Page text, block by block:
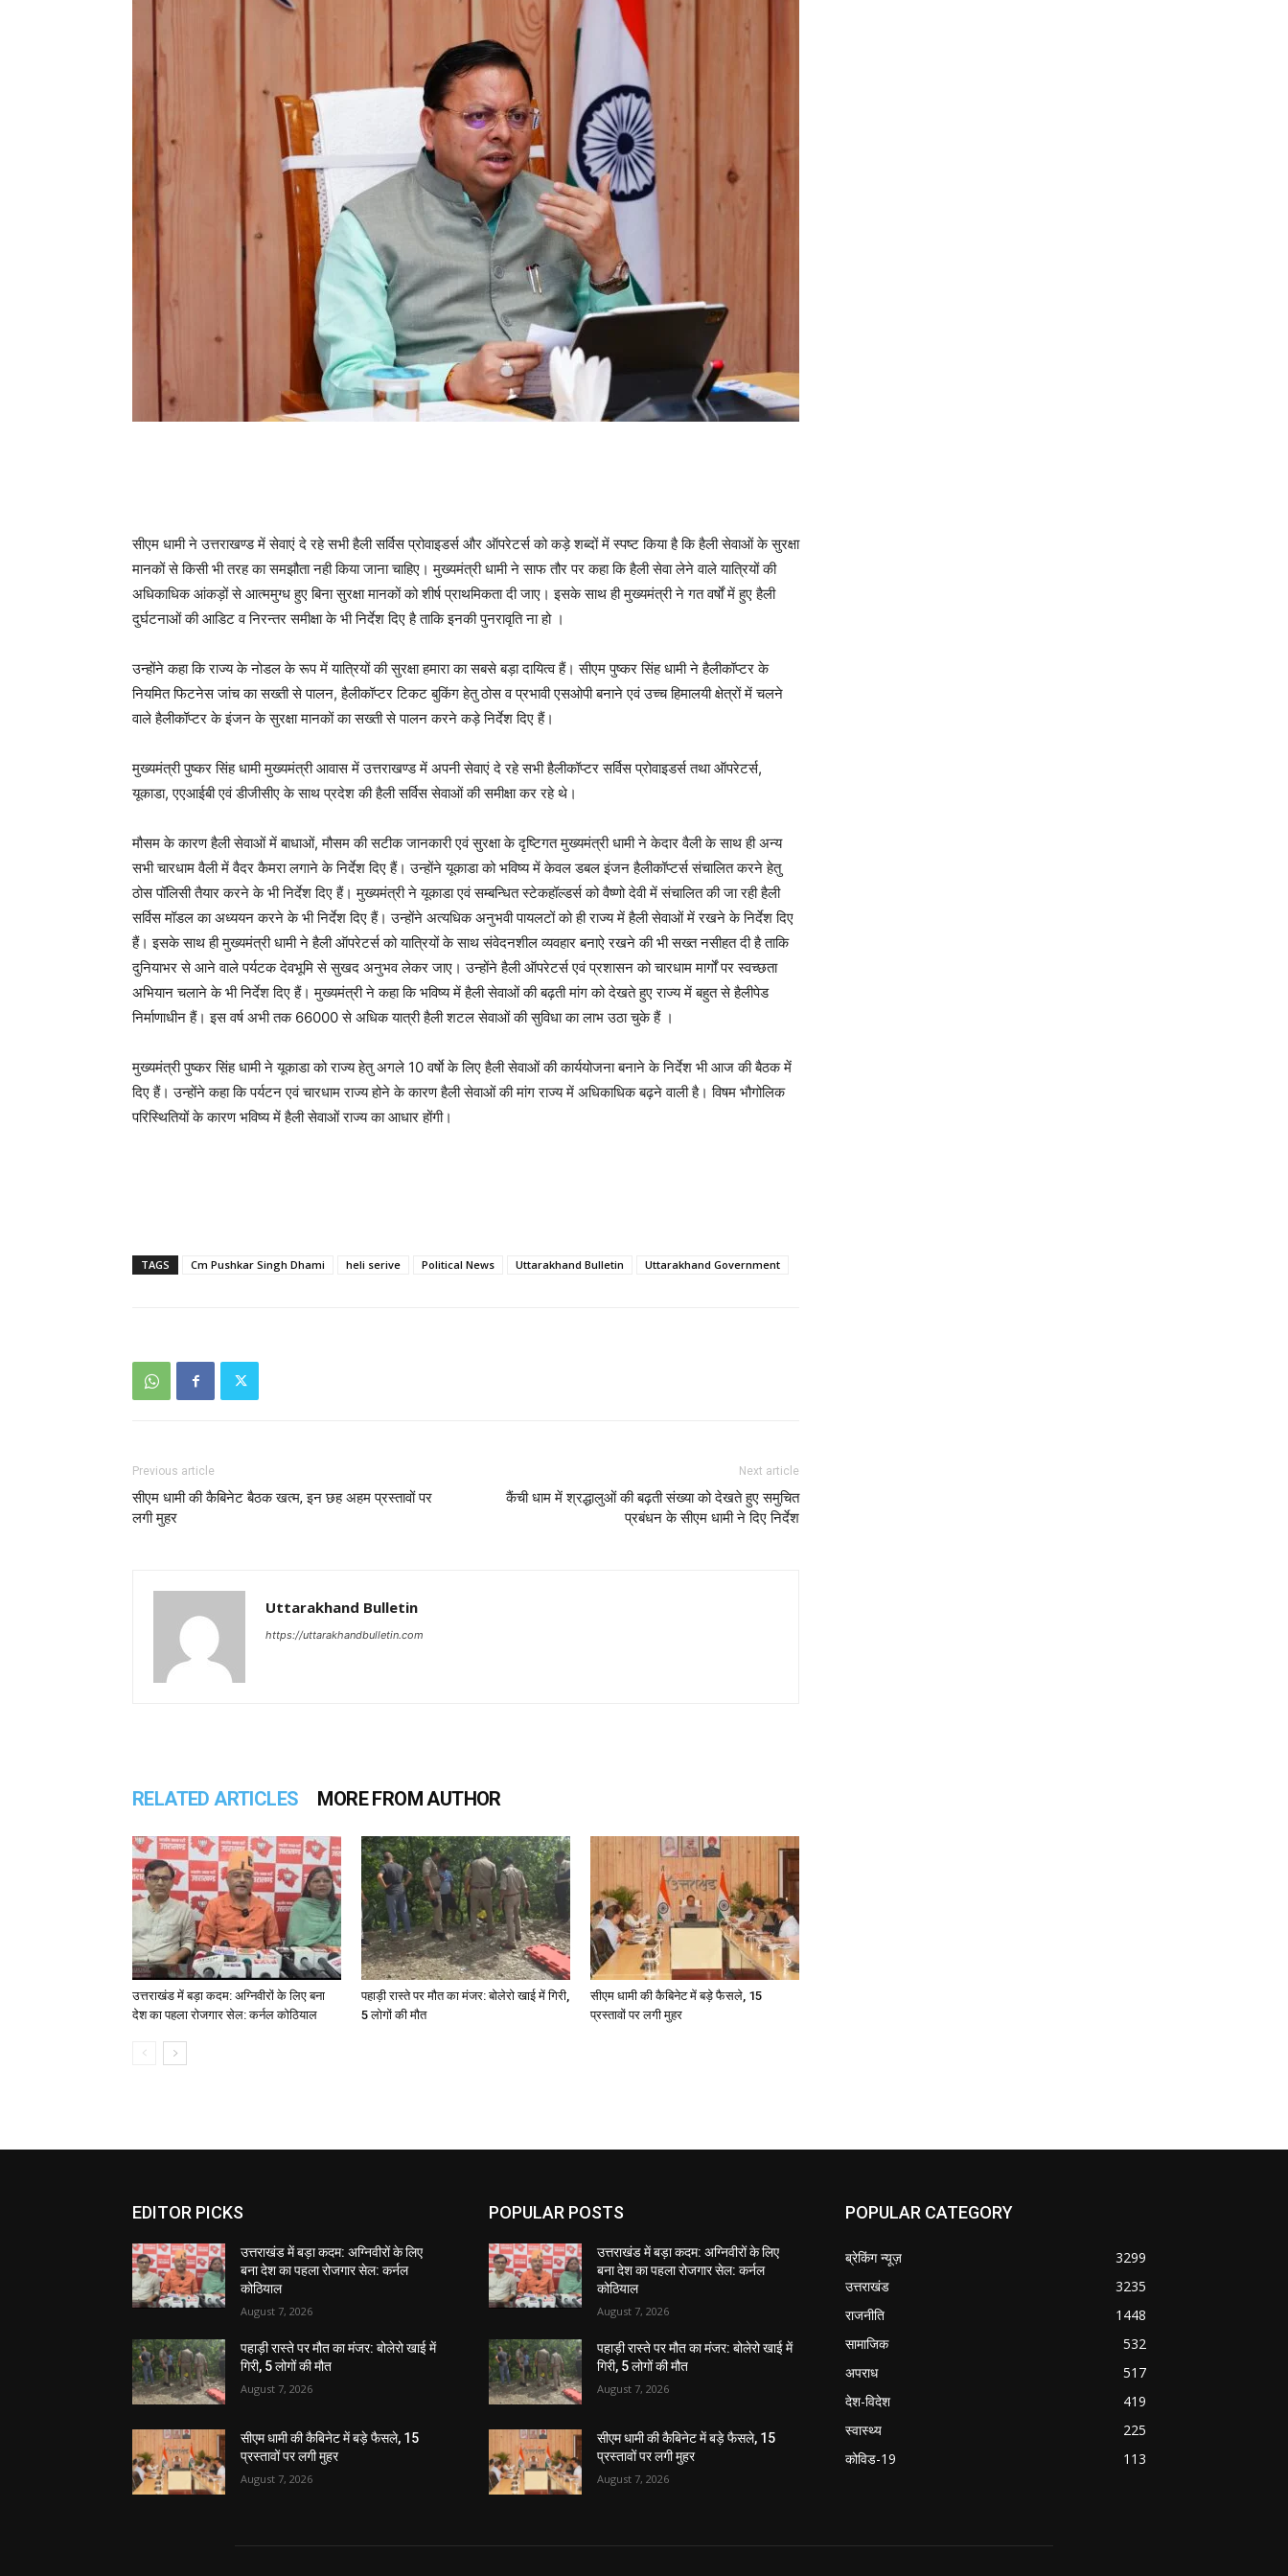
सीएम धामी ने उत्तराखण्ड में सेवाएं दे रहे सभी हैली सर्विस प्रोवाइडर्स और ऑपरेटर्स को कड़े शब्दों में स्पष्ट किया है कि हैली सेवाओं के सुरक्षा
मानकों से किसी भी तरह का समझौता नही किया जाना चाहिए। मुख्यमंत्री धामी ने साफ तौर पर कहा कि हैली सेवा लेने वाले यात्रियों की
अधिकाधिक आंकड़ों से आत्ममुग्ध हुए बिना सुरक्षा मानकों को शीर्ष प्राथमिकता दी जाए। इसके साथ ही मुख्यमंत्री ने गत वर्षों में हुए हैली
दुर्घटनाओं की आडिट व निरन्तर समीक्षा के भी निर्देश दिए है ताकि इनकी पुनरावृति ना हो ।
उन्होंने कहा कि राज्य के नोडल के रूप में यात्रियों की सुरक्षा हमारा का सबसे बड़ा दायित्व हैं। सीएम पुष्कर सिंह धामी ने हैलीकॉप्टर के
नियमित फिटनेस जांच का सख्ती से पालन, हैलीकॉप्टर टिकट बुकिंग हेतु ठोस व प्रभावी एसओपी बनाने एवं उच्च हिमालयी क्षेत्रों में चलने
वाले हैलीकॉप्टर के इंजन के सुरक्षा मानकों का सख्ती से पालन करने कड़े निर्देश दिए हैं।
मुख्यमंत्री पुष्कर सिंह धामी मुख्यमंत्री आवास में उत्तराखण्ड में अपनी सेवाएं दे रहे सभी हैलीकॉप्टर सर्विस प्रोवाइडर्स तथा ऑपरेटर्स,
यूकाडा, एएआईबी एवं डीजीसीए के साथ प्रदेश की हैली सर्विस सेवाओं की समीक्षा कर रहे थे।
मौसम के कारण हैली सेवाओं में बाधाओं, मौसम की सटीक जानकारी एवं सुरक्षा के दृष्टिगत मुख्यमंत्री धामी ने केदार वैली के साथ ही अन्य
सभी चारधाम वैली में वैदर कैमरा लगाने के निर्देश दिए हैं। उन्होंने यूकाडा को भविष्य में केवल डबल इंजन हैलीकॉप्टर्स संचालित करने हेतु
ठोस पॉलिसी तैयार करने के भी निर्देश दिए हैं। मुख्यमंत्री ने यूकाडा एवं सम्बन्धित स्टेकहॉल्डर्स को वैष्णो देवी में संचालित की जा रही हैली
सर्विस मॉडल का अध्ययन करने के भी निर्देश दिए हैं। उन्होंने अत्यधिक अनुभवी पायलटों को ही राज्य में हैली सेवाओं में रखने के निर्देश दिए
हैं। इसके साथ ही मुख्यमंत्री धामी ने हैली ऑपरेटर्स को यात्रियों के साथ संवेदनशील व्यवहार बनाऐ रखने की भी सख्त नसीहत दी है ताकि
दुनियाभर से आने वाले पर्यटक देवभूमि से सुखद अनुभव लेकर जाए। उन्होंने हैली ऑपरेटर्स एवं प्रशासन को चारधाम मार्गों पर स्वच्छता
अभियान चलाने के भी निर्देश दिए हैं। मुख्यमंत्री ने कहा कि भविष्य में हैली सेवाओं की बढ़ती मांग को देखते हुए राज्य में बहुत से हैलीपेड
निर्माणाधीन हैं। इस वर्ष अभी तक 66000 से अधिक यात्री हैली शटल सेवाओं की सुविधा का लाभ उठा चुके हैं ।
मुख्यमंत्री पुष्कर सिंह धामी ने यूकाडा को राज्य हेतु अगले 10 वर्षाे के लिए हैली सेवाओं की कार्ययोजना बनाने के निर्देश भी आज की बैठक में
दिए हैं। उन्होंने कहा कि पर्यटन एवं चारधाम राज्य होने के कारण हैली सेवाओं की मांग राज्य में अधिकाधिक बढ़ने वाली है। विषम भौगोलिक
परिस्थितियों के कारण भविष्य में हैली सेवाओं राज्य का आधार होंगी।
TAGS Cm Pushkar Singh Dhami heli serive Political News Uttarakhand Bulletin Uttarakhand Government
Previous article
सीएम धामी की कैबिनेट बैठक खत्म, इन छह अहम प्रस्तावों पर
लगी मुहर
Next article
कैंची धाम में श्रद्धालुओं की बढ़ती संख्या को देखते हुए समुचित
प्रबंधन के सीएम धामी ने दिए निर्देश
Uttarakhand Bulletin
https://uttarakhandbulletin.com
RELATED ARTICLES MORE FROM AUTHOR
उत्तराखंड में बड़ा कदम: अग्निवीरों के लिए बना
देश का पहला रोजगार सेल: कर्नल कोठियाल
पहाड़ी रास्ते पर मौत का मंजर: बोलेरो खाई में गिरी,
5 लोगों की मौत
सीएम धामी की कैबिनेट में बड़े फैसले, 15
प्रस्तावों पर लगी मुहर
EDITOR PICKS
उत्तराखंड में बड़ा कदम: अग्निवीरों के लिए
बना देश का पहला रोजगार सेल: कर्नल
कोठियाल
August 7, 2026
पहाड़ी रास्ते पर मौत का मंजर: बोलेरो खाई में
गिरी, 5 लोगों की मौत
August 7, 2026
सीएम धामी की कैबिनेट में बड़े फैसले, 15
प्रस्तावों पर लगी मुहर
August 7, 2026
POPULAR POSTS
उत्तराखंड में बड़ा कदम: अग्निवीरों के लिए
बना देश का पहला रोजगार सेल: कर्नल
कोठियाल
August 7, 2026
पहाड़ी रास्ते पर मौत का मंजर: बोलेरो खाई में
गिरी, 5 लोगों की मौत
August 7, 2026
सीएम धामी की कैबिनेट में बड़े फैसले, 15
प्रस्तावों पर लगी मुहर
August 7, 2026
POPULAR CATEGORY
ब्रेकिंग न्यूज़
3299
उत्तराखंड
3235
राजनीति
1448
सामाजिक
532
अपराध
517
देश-विदेश
419
स्वास्थ्य
225
कोविड-19
113